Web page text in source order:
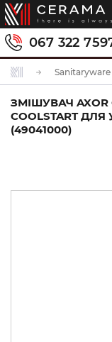
067 322
Sanitaryware
ЗМІШУВАЧ AXOR
COOLSTART
(49041000)